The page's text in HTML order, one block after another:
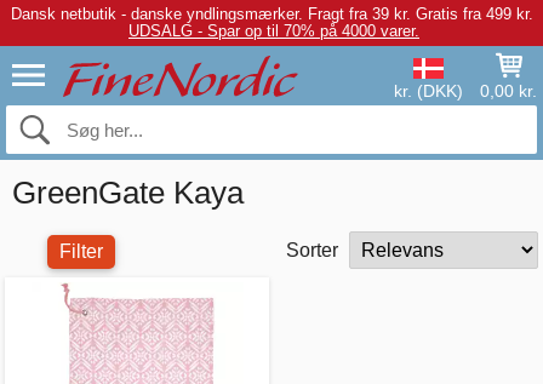
Dansk netbutik - danske yndlingsmærker. Fragt fra 39 kr. Gratis fra 499 kr.
UDSALG - Spar op til 70% på 4000 varer.
kr. (DKK) 0,00 kr.
GreenGate Kaya
Filter Sorter